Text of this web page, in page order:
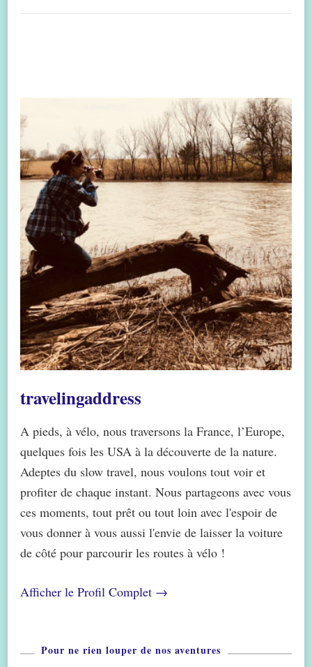
travelingaddress
A pieds, à vélo, nous traversons la France, l’Europe,
quelques fois les USA à la découverte de la nature.
Adeptes du slow travel, nous voulons tout voir et
profiter de chaque instant. Nous partageons avec vous
ces moments, tout prêt ou tout loin avec l'espoir de
vous donner à vous aussi l'envie de laisser la voiture
de côté pour parcourir les routes à vélo !
Afficher le Profil Complet →
Pour ne rien louper de nos aventures